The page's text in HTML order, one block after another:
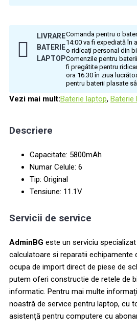
LIVRARE
BATERIE
LAPTOP
Comanda pentru o
14:00 va fi expediată în
o ridicați personal din
Comenzile pentru
fi pregătite pentru
ora 16:30 în ziua
pentru baterii plasate
Vezi mai mult:Baterie laptop, Baterie
Descriere
Capacitate: 5800mAh
Numar Celule: 6
Tip: Original
Tensiune: 11.1V
Servicii de service
AdminBG este un serviciu
calculatoare si reparatii echipamente
ocupa de import direct de piese de
putem oferi constructie de retele de
informatic. Pentru mai multe
noastră de service pentru laptop, cu
asistență pentru computere cu